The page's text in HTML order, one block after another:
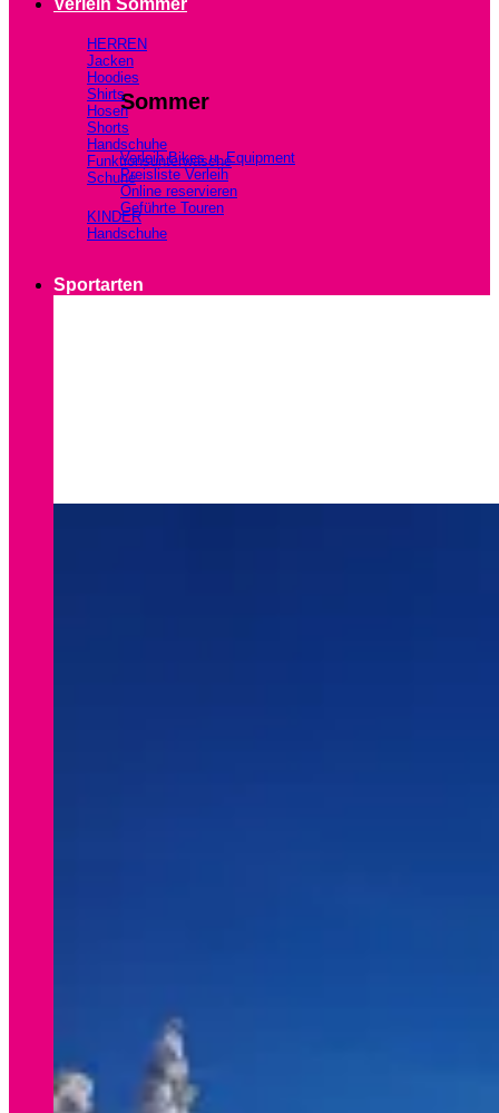
Verleih Sommer
Sommer
Verleih Bikes u. Equipment
Preisliste Verleih
Online reservieren
Geführte Touren
HERREN
Jacken
Hoodies
Shirts
Hosen
Shorts
Handschuhe
Funktionsunterwäsche
Schuhe
KINDER
Handschuhe
Sportarten